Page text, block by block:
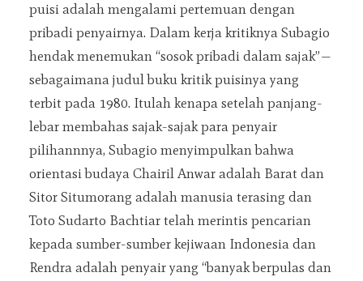
puisi adalah mengalami pertemuan dengan
pribadi penyairnya. Dalam kerja kritiknya Subagio
hendak menemukan “sosok pribadi dalam sajak”—
sebagaimana judul buku kritik puisinya yang
terbit pada 1980. Itulah kenapa setelah panjang-
lebar membahas sajak-sajak para penyair
pilihannnya, Subagio menyimpulkan bahwa
orientasi budaya Chairil Anwar adalah Barat dan
Sitor Situmorang adalah manusia terasing dan
Toto Sudarto Bachtiar telah merintis pencarian
kepada sumber-sumber kejiwaan Indonesia dan
Rendra adalah penyair yang “banyak berpulas dan